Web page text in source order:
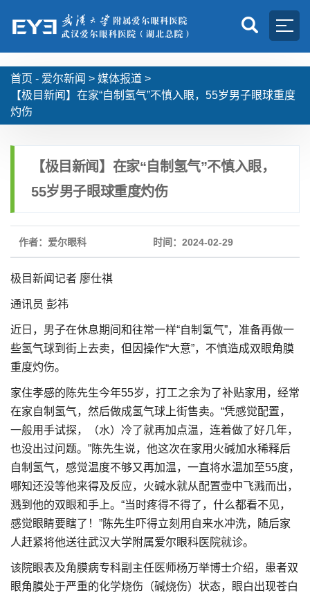
首页 - 爱尔新闻 > 媒体报道 >
【极目新闻】在家“自制氢气”不慎入眼，55岁男子眼球重度
灼伤
【极目新闻】在家“自制氢气”不慎入眼，
55岁男子眼球重度灼伤
作者：爱尔眼科 时间：2024-02-29
极目新闻记者 廖仕祺
通讯员 彭祎
近日，男子在休息期间和往常一样“自制氢气”，准备再做一
些氢气球到街上去卖，但因操作“大意”，不慎造成双眼角膜
重度灼伤。
家住孝感的陈先生今年55岁，打工之余为了补贴家用，经常
在家自制氢气，然后做成氢气球上街售卖。“凭感觉配置，
一般用手试探，（水）冷了就再加点温，连着做了好几年，
也没出过问题。”陈先生说，他这次在家用火碱加水稀释后
自制氢气，感觉温度不够又再加温，一直将水温加至55度，
哪知还没等他来得及反应，火碱水就从配置壶中飞溅而出，
溅到他的双眼和手上。“当时疼得不得了，什么都看不见，
感觉眼睛要瞎了！”陈先生吓得立刻用自来水冲洗，随后家
人赶紧将他送往武汉大学附属爱尔眼科医院就诊。
该院眼表及角膜病专科副主任医师杨万举博士介绍，患者双
眼角膜处于严重的化学烧伤（碱烧伤）状态，眼白出现苍白